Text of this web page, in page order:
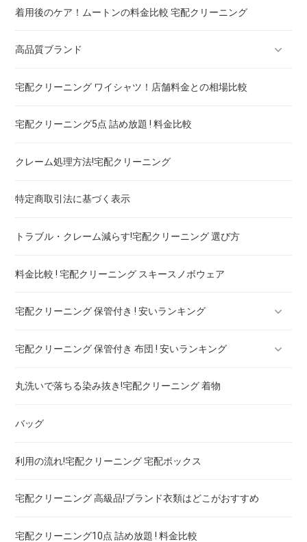
着用後のケア！ムートンの料金比較 宅配クリーニング
高品質ブランド
ブランドスーツ！宅配クリーニング 高品質 料金 比較
ブランドコート！宅配クリーニング 高品質 料金 比較
ブランドワンピース！宅配クリーニング 高品質 料金 比較
スカート・パンツ
セーター・カーディガン
スラックス
ブランドジャケット！宅配クリーニング 高品質 料金 比較
ブランドブラウス！宅配クリーニング 高品質 料金 比較
ブランドネクタイ！宅配クリーニング 高品質 料金 比較
ドレス！宅配クリーニング 高品質 料金 比較
ウェディングドレス
ブランドワイシャツ！宅配クリーニング 高品質 料金 比較
ブランドダウン！宅配クリーニング 高品質 料金 比較
宅配クリーニング ワイシャツ！店舗料金との相場比較
宅配クリーニング5点 詰め放題 ! 料金比較
クレーム処理方法!宅配クリーニング
特定商取引法に基づく表示
トラブル・クレーム減らす!宅配クリーニング 選び方
料金比較 ! 宅配クリーニング スキースノボウェア
宅配クリーニング 保管付き ! 安いランキング
宅配クリーニング 保管付き ブーツ ! 安いランキング
宅配クリーニング 保管付き コート ! 安いランキング
宅配クリーニング 保管付き ダウン ! 安いランキング
宅配クリーニング 保管付き スノボーウェア ! 安いランキング
宅配クリーニング 保管付き 布団 ! 安いランキング
宅配クリーニング 保管付き 羽毛布団 ! 安いランキング
宅配クリーニング 保管付き 毛布 ! 安いランキング
丸洗いで落ちる染み抜き!宅配クリーニング 着物
バッグ
利用の流れ!宅配クリーニング 宅配ボックス
宅配クリーニング 高級品!ブランド衣類はどこがおすすめ
宅配クリーニング10点 詰め放題 ! 料金比較